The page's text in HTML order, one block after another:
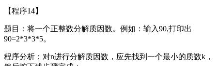
【程序14】
题目：将一个正整数分解质因数。例如：输入90,打印出
90=2*3*3*5。
程序分析：对n进行分解质因数，应先找到一个最小的质数k，